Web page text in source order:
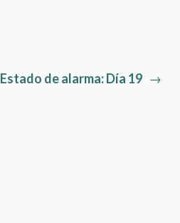
Estado de alarma: Día 19Artículo
→